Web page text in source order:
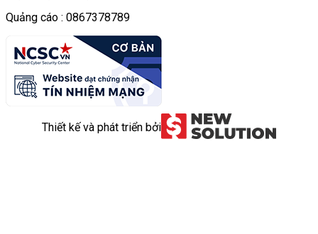
Quảng cáo : 0867378789
Thiết kế và phát triển bởi